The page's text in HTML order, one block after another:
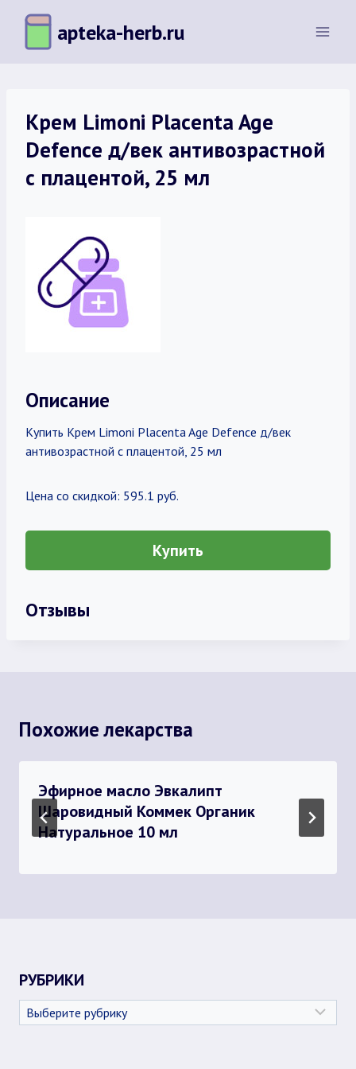
Перейти
содержимому
apteka-herb.ru
Крем Limoni Placenta Age
Defenсe д/век антивозрастной
с плацентой, 25 мл
Описание
Купить Крем Limoni Placenta Age Defenсe д/век
антивозрастной с плацентой, 25 мл
Цена со скидкой: 595.1 руб.
Купить
Отзывы
Похожие лекарства
Эфирное масло Эвкалипт
Шаровидный Коммек Органик
Натуральное 10 мл
РУБРИКИ
Рубрики